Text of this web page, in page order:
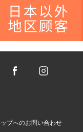
プへのお問い合わせ